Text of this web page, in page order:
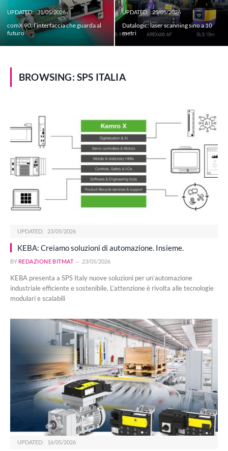
UPDATED: 31/05/2026
comX 90, l’interfaccia che guarda al
futuro
UPDATED: 25/05/2026
Datalogic: laser scanning sino a 10
metri
BROWSING: SPS ITALIA
UPDATED: 23/05/2026
KEBA: Creiamo soluzioni di automazione. Insieme.
BY REDAZIONE BITMAT 23/05/2026
KEBA presenta a SPS Italy nuove soluzioni per un’automazione
industriale efficiente e sostenibile. L’attenzione è rivolta alle tecnologie
modulari e scalabili
UPDATED: 16/05/2026